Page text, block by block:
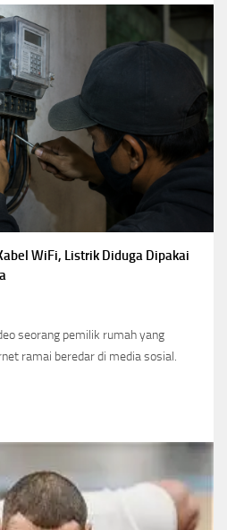
WiFi, Listrik Diduga Dipakai
seorang pemilik rumah yang
ramai beredar di media sosial.